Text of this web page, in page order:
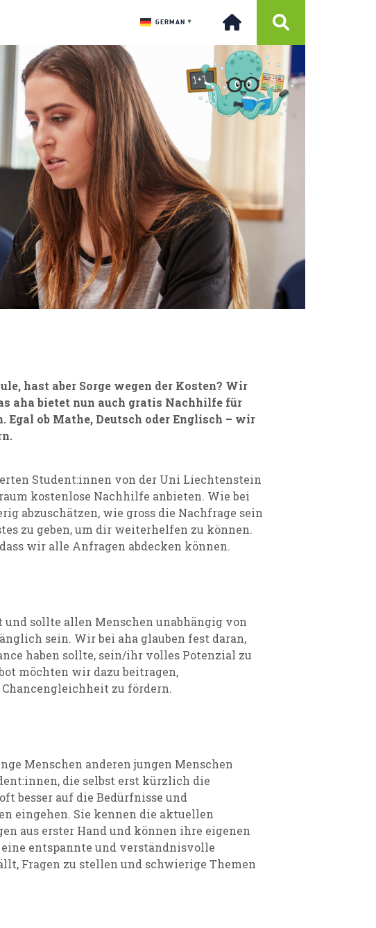
GERMAN ▼
hast aber Sorge wegen der Kosten? Wir
aha bietet nun auch gratis Nachhilfe für
ob Mathe, Deutsch oder Englisch – wir
Student:innen von der Uni Liechtenstein
kostenlose Nachhilfe anbieten. Wie bei
abzuschätzen, wie gross die Nachfrage sein
zu geben, um dir weiterhelfen zu können.
wir alle Anfragen abdecken können.
sollte allen Menschen unabhängig von
sein. Wir bei aha glauben fest daran,
haben sollte, sein/ihr volles Potenzial zu
möchten wir dazu beitragen,
zu fördern.
Menschen anderen jungen Menschen
die selbst erst kürzlich die
besser auf die Bedürfnisse und
eingehen. Sie kennen die aktuellen
aus erster Hand und können ihre eigenen
entspannte und verständnisvolle
Fragen zu stellen und schwierige Themen